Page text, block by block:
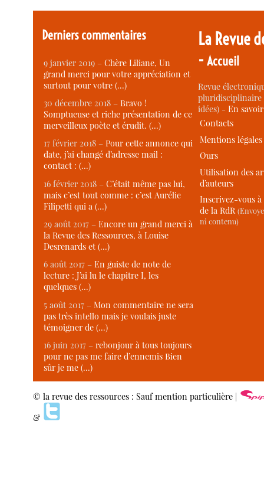
Derniers commentaires
9 janvier 2019 –Chère Liliane, Un
grand merci pour votre appréciation et
surtout pour votre (…)
30 décembre 2018 –Bravo !
Somptueuse et riche présentation de ce
merveilleux poète et érudit. (…)
17 février 2018 –Pour cette annonce qui
date, j’ai changé d’adresse mail :
contact : (…)
16 février 2018 –C’était même pas lui,
mais c’est tout comme : c’est Aurélie
Filipetti qui a (…)
29 août 2017 –Encore un grand merci à
la Revue des Ressources, à Louise
Desrenards et (…)
6 août 2017 –En guiste de note de
lecture : J’ai lu le chapitre I, les
quelques (…)
5 août 2017 –Mon commentaire ne sera
pas très intello mais je voulais juste
témoigner de (…)
16 juin 2017 –rebonjour à tous toujours
pour ne pas me faire d’ennemis Bien
sûr je me (…)
La Revue
-Accueil
Revue
idées) -En
Contacts
Mentions légales
Ours
Utilisation des
d’auteurs
Inscrivez-vous
de la RdR
ni contenu)
© la revue des ressources : Sauf mention particulière |
&